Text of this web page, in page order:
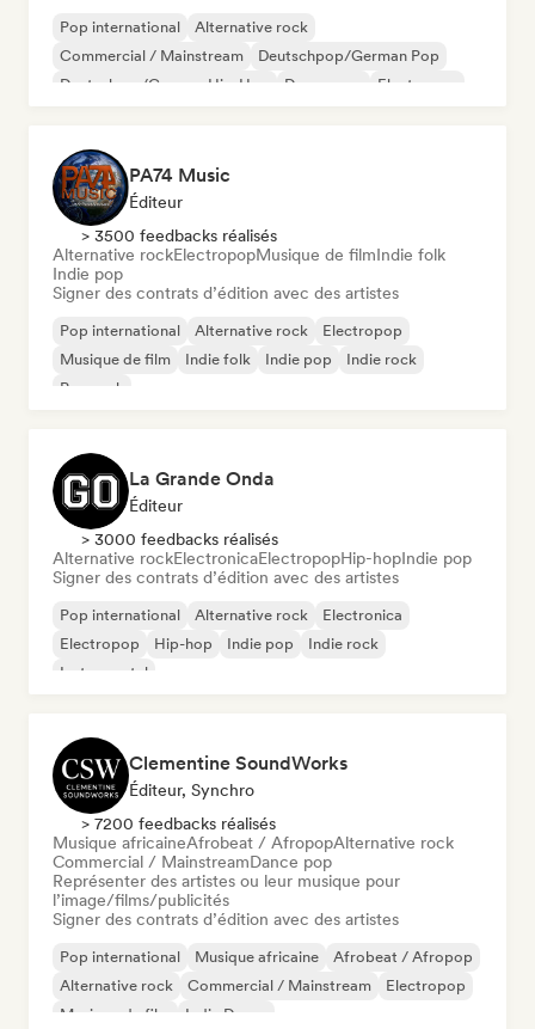
Pop international
Alternative rock
Commercial / Mainstream
Deutschpop/German Pop
Deutschrap/German Hip-Hop
Dream pop
Electropop
PA74 Music
Éditeur
> 3500 feedbacks réalisés
Alternative rockElectropopMusique de filmIndie folk
Indie pop
Signer des contrats d’édition avec des artistes
Pop international Alternative rock
Electropop
Musique de film
Indie folk Indie pop
Indie rock
Pop rock
La Grande Onda
Éditeur
> 3000 feedbacks réalisés
Alternative rockElectronicaElectropopHip-hopIndie pop
Signer des contrats d’édition avec des artistes
Pop international Alternative rock
Electronica
Electropop
Hip-hop Indie pop
Indie rock
Instrumental
Clementine SoundWorks
Éditeur, Synchro
> 7200 feedbacks réalisés
Musique africaineAfrobeat / AfropopAlternative rock
Commercial / MainstreamDance pop
Représenter des artistes ou leur musique pour
l’image/films/publicités
Signer des contrats d’édition avec des artistes
Pop international Musique africaine
Afrobeat / Afropop
Alternative rock
Commercial / Mainstream
Electropop
Musique de film
Indie Dance